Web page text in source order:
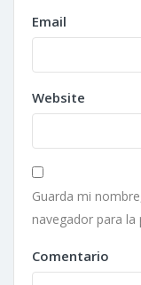
Email
Website
Guarda mi
navegador para
Comentario